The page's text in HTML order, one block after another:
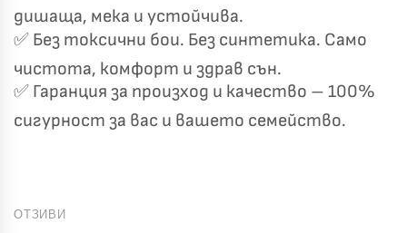
дишаща, мека и устойчива.
✅ Без токсични бои. Без синтетика. Само
чистота, комфорт и здрав сън.
✅ Гаранция за произход и качество – 100%
сигурност за вас и вашето семейство.
ОТЗИВИ
Хавлиени кърпи – Комплект 2 части – 100% памук
0 €